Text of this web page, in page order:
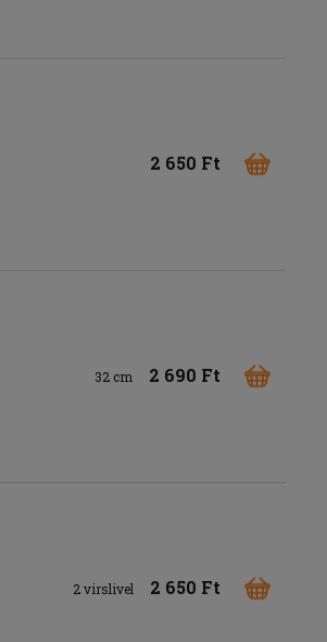
2 650 Ft
32 cm 2 690 Ft
2 virslivel 2 650 Ft